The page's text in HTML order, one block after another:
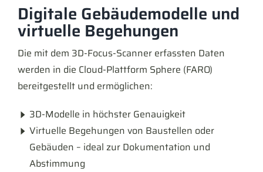
Digitale Gebäudemodelle und
virtuelle Begehungen
Die mit dem 3D-Focus-Scanner erfassten Daten
werden in die Cloud-Plattform Sphere (FARO)
bereitgestellt und ermöglichen:
3D-Modelle in höchster Genauigkeit
Virtuelle Begehungen von Baustellen oder
Gebäuden – ideal zur Dokumentation und
Abstimmung